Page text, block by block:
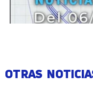
OTRAS